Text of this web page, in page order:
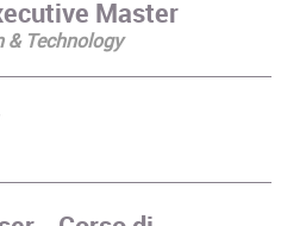
Master
& Technology